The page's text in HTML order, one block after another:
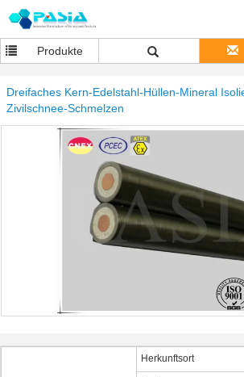
Produkte
Dreifaches Kern-Edelstahl-Hüllen-Mineral
Zivilschnee-Schmelzen
Herkunftsort